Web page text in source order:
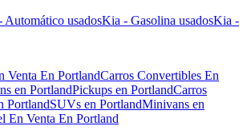
Automático usadosKia - Gasolina usadosKia -
Venta En PortlandCarros Convertibles En
en PortlandPickups en PortlandCarros
PortlandSUVs en PortlandMinivans en
En Venta En Portland